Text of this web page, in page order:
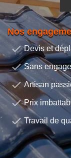
Nos
Devis et
Sans
Artisan
Prix
Travail de